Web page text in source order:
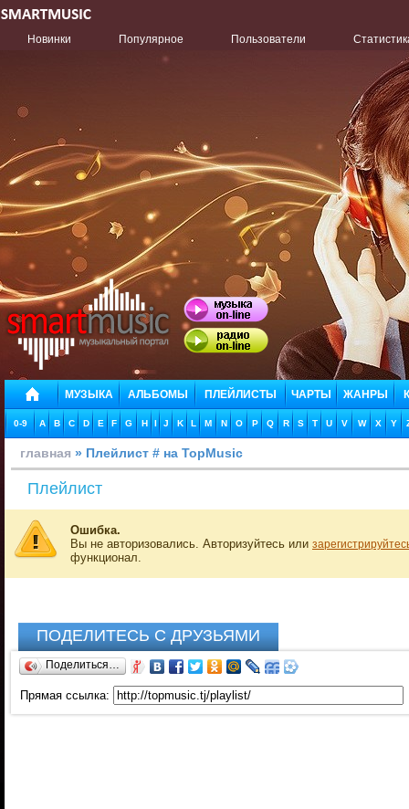
Новинки Популярное Пользователи
МУЗЫКА АЛЬБОМЫ ПЛЕЙЛИСТЫ ЧАРТЫ ЖАНРЫ
0-9 A B C D E F G H I J K L M N O P Q R S T U V W X Y
главная » Плейлист # на TopMusic
Плейлист
Ошибка.
Вы не авторизовались. Авторизуйтесь или
функционал.
ПОДЕЛИТЕСЬ С ДРУЗЬЯМИ
Поделиться…
Прямая ссылка: